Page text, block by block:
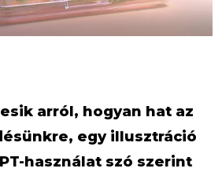
arról, hogyan hat az
egy illusztráció
használat szó szerint